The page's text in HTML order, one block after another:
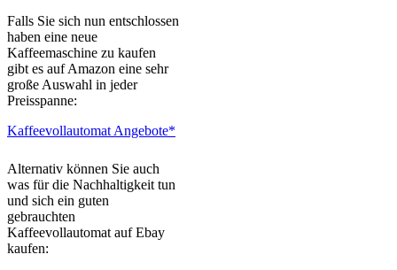
Falls Sie sich nun entschlossen
haben eine neue
Kaffeemaschine zu kaufen
gibt es auf Amazon eine sehr
große Auswahl in jeder
Preisspanne:
Kaffeevollautomat Angebote*
Alternativ können Sie auch
was für die Nachhaltigkeit tun
und sich ein guten
gebrauchten
Kaffeevollautomat auf Ebay
kaufen: